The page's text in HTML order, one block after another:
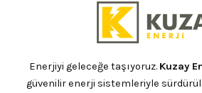
Enerjiyi geleceğe taşıyoruz. Kuzay
güvenilir enerji sistemleriyle